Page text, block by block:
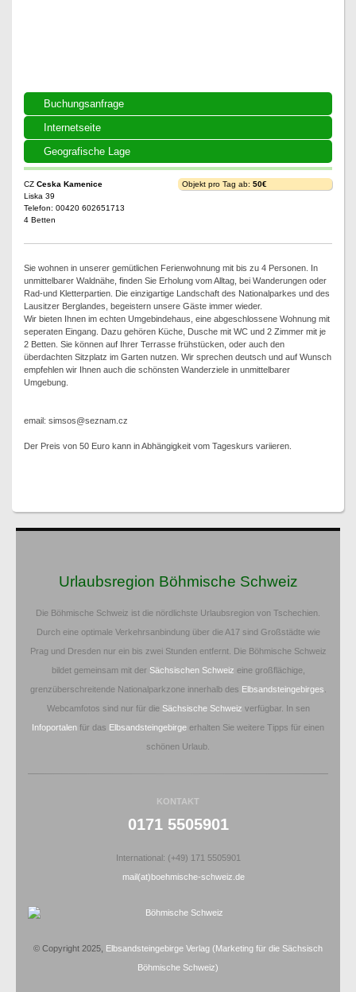
Buchungsanfrage
Internetseite
Geografische Lage
CZ Ceska Kamenice
Liska 39
Telefon: 00420 602651713
4 Betten
Objekt pro Tag ab: 50€
Sie wohnen in unserer gemütlichen Ferienwohnung mit bis zu 4 Personen. In
unmittelbarer Waldnähe, finden Sie Erholung vom Alltag, bei Wanderungen oder
Rad-und Kletterpartien. Die einzigartige Landschaft des Nationalparkes und des
Lausitzer Berglandes, begeistern unsere Gäste immer wieder.
Wir bieten Ihnen im echten Umgebindehaus, eine abgeschlossene Wohnung mit
seperaten Eingang. Dazu gehören Küche, Dusche mit WC und 2 Zimmer mit je
2 Betten. Sie können auf Ihrer Terrasse frühstücken, oder auch den
überdachten Sitzplatz im Garten nutzen. Wir sprechen deutsch und auf Wunsch
empfehlen wir Ihnen auch die schönsten Wanderziele in unmittelbarer
Umgebung.
email: simsos@seznam.cz
Der Preis von 50 Euro kann in Abhängigkeit vom Tageskurs variieren.
Urlaubsregion Böhmische Schweiz
Die Böhmische Schweiz ist die nördlichste Urlaubsregion von Tschechien.
Durch eine optimale Verkehrsanbindung über die A17 sind Großstädte wie
Prag und Dresden nur ein bis zwei Stunden entfernt. Die Böhmische Schweiz
bildet gemeinsam mit der Sächsischen Schweiz eine großflächige,
grenzüberschreitende Nationalparkzone innerhalb des Elbsandsteingebirges
Webcamfotos sind nur für die Sächsische Schweiz verfügbar. In sen
Infoportalen für das Elbsandsteingebirge erhalten Sie weitere Tipps für einen
schönen Urlaub.
KONTAKT
0171 5505901
International: (+49) 171 5505901
mail(at)boehmische-schweiz.de
© Copyright 2025, Elbsandsteingebirge Verlag (Marketing für die Sächsisch
Böhmische Schweiz)